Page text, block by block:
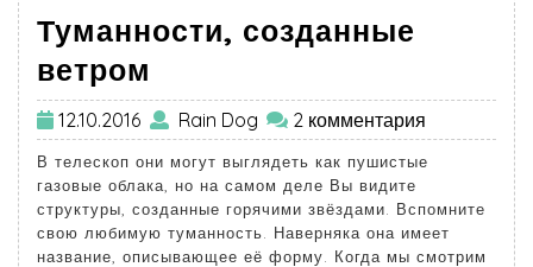
Туманности, созданные
ветром
12.10.2016 Rain Dog 2 комментария
В телескоп они могут выглядеть как пушистые
газовые облака, но на самом деле Вы видите
структуры, созданные горячими звёздами. Вспомните
свою любимую туманность. Наверняка она имеет
название, описывающее её форму. Когда мы смотрим